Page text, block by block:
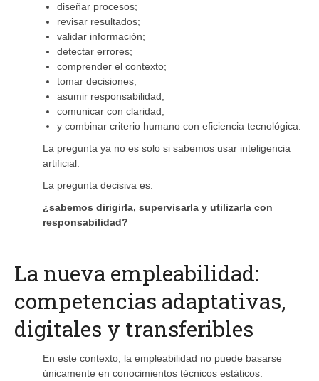
diseñar procesos;
revisar resultados;
validar información;
detectar errores;
comprender el contexto;
tomar decisiones;
asumir responsabilidad;
comunicar con claridad;
y combinar criterio humano con eficiencia tecnológica.
La pregunta ya no es solo si sabemos usar inteligencia
artificial.
La pregunta decisiva es:
¿sabemos dirigirla, supervisarla y utilizarla con
responsabilidad?
La nueva empleabilidad:
competencias adaptativas,
digitales y transferibles
En este contexto, la empleabilidad no puede basarse
únicamente en conocimientos técnicos estáticos.